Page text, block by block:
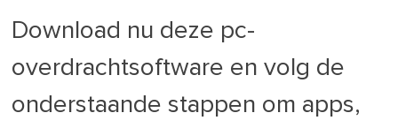
Download nu deze pc-
overdrachtsoftware en volg de
onderstaande stappen om apps,